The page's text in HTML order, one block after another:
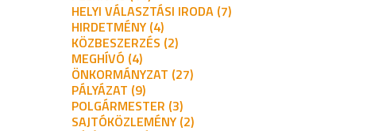
HELYI VÁLASZTÁSI IRODA (7)
HIRDETMÉNY (4)
KÖZBESZERZÉS (2)
MEGHÍVÓ (4)
ÖNKORMÁNYZAT (27)
PÁLYÁZAT (9)
POLGÁRMESTER (3)
SAJTÓKÖZLEMÉNY (2)